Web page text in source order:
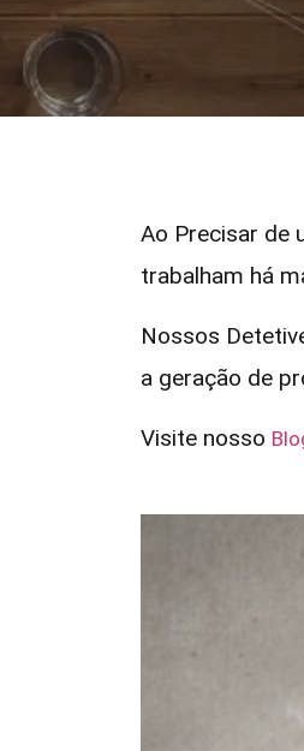
Ao Precisar de
trabalham há
Nossos
a geração de
Visite nosso